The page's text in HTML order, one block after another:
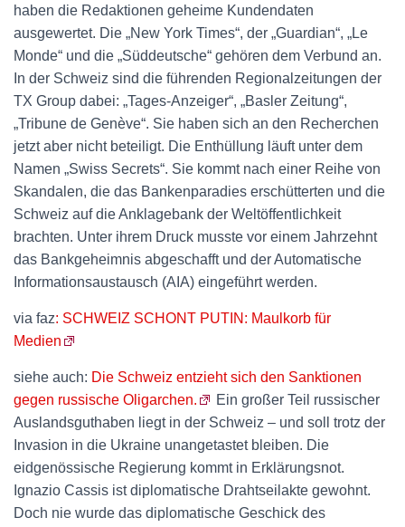
haben die Redaktionen geheime Kundendaten
ausgewertet. Die „New York Times“, der „Guardian“, „Le
Monde“ und die „Süddeutsche“ gehören dem Verbund an.
In der Schweiz sind die führenden Regionalzeitungen der
TX Group dabei: „Tages-Anzeiger“, „Basler Zeitung“,
„Tribune de Genève“. Sie haben sich an den Recherchen
jetzt aber nicht beteiligt. Die Enthüllung läuft unter dem
Namen „Swiss Secrets“. Sie kommt nach einer Reihe von
Skandalen, die das Bankenparadies erschütterten und die
Schweiz auf die Anklagebank der Weltöffentlichkeit
brachten. Unter ihrem Druck musste vor einem Jahrzehnt
das Bankgeheimnis abgeschafft und der Automatische
Informationsaustausch (AIA) eingeführt werden.
via faz: SCHWEIZ SCHONT PUTIN: Maulkorb für
Medien
siehe auch: Die Schweiz entzieht sich den Sanktionen
gegen russische Oligarchen.
Ein großer Teil russischer
Auslandsguthaben liegt in der Schweiz – und soll trotz der
Invasion in die Ukraine unangetastet bleiben. Die
eidgenössische Regierung kommt in Erklärungsnot.
Ignazio Cassis ist diplomatische Drahtseilakte gewohnt.
Doch nie wurde das diplomatische Geschick des